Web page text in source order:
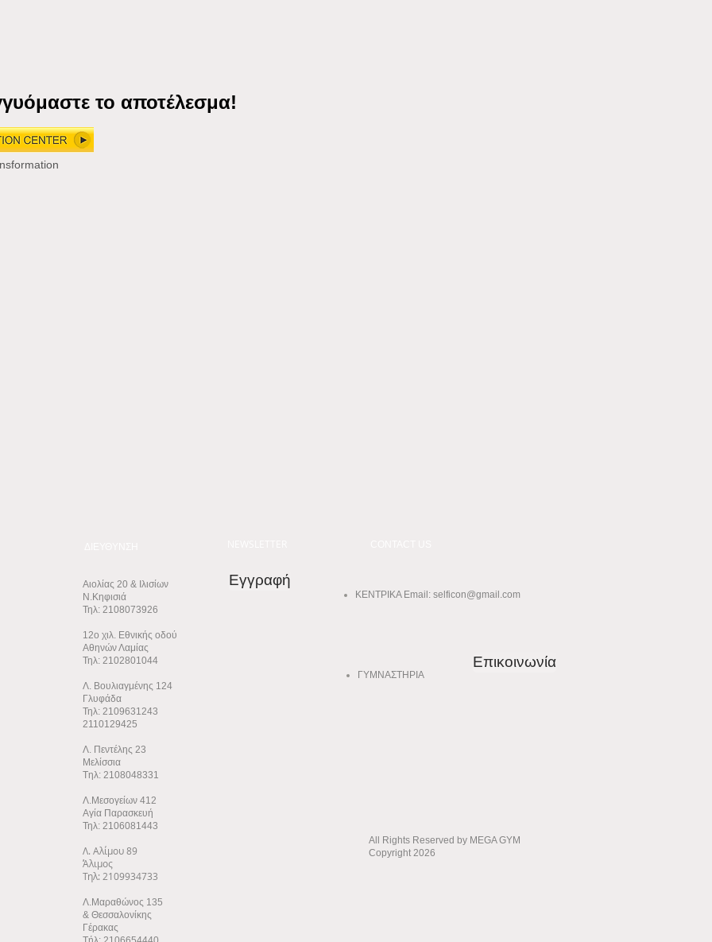
το αποτέλεσμα!
Αιολίας 20 & Ιλισίων
Ν.Κηφισιά
Τηλ: 2108073926
12ο χιλ. Εθνικής οδού
Αθηνών Λαμίας
Τηλ: 2102801044
Λ. Βουλιαγμένης 124
Γλυφάδα
Τηλ: 2109631243
2110129425
Λ. Πεντέλης 23
Μελίσσια
Tηλ: 2108048331
Λ.Μεσογείων 412
Αγία Παρασκευή
Τηλ: 2106081443
Λ. Αλίμου 89
Άλιμος
Τηλ: 2109934733
Λ.Μαραθώνος 135
& Θεσσαλονίκης
Γέρακας
Εγγραφή
ΚΕΝΤΡΙΚΑ Email: selficon@gmail.com
ΓΥΜΝΑΣΤΗΡΙΑ
Επικοινωνία
All Rights Reserved by MEGA GYM
Copyright 2026